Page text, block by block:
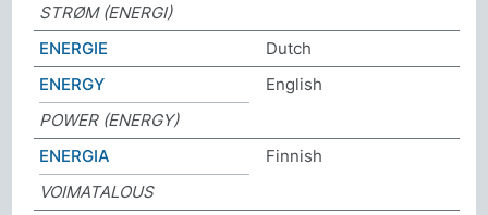
STRØM (ENERGI)
ENERGIE
Dutch
ENERGY
English
POWER (ENERGY)
ENERGIA
Finnish
VOIMATALOUS